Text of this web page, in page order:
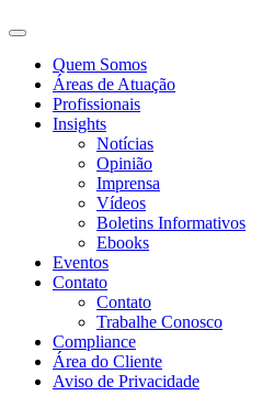
Quem Somos
Áreas de Atuação
Profissionais
Insights
Notícias
Opinião
Imprensa
Vídeos
Boletins Informativos
Ebooks
Eventos
Contato
Contato
Trabalhe Conosco
Compliance
Área do Cliente
Aviso de Privacidade